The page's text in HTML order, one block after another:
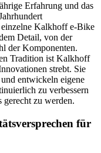
Erfahrung und das
Kalkhoff e-Bike
Detail, von der
der Komponenten.
Tradition ist Kalkhoff
strebt. Sie
entwickeln eigene
zu verbessern
gerecht zu werden.
für